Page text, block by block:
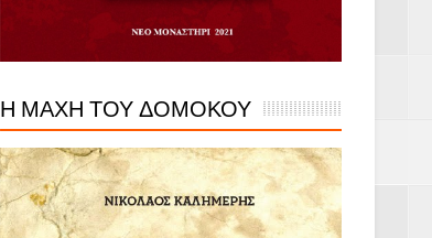
Η ΜΑΧΗ ΤΟΥ ΔΟΜΟΚΟΥ